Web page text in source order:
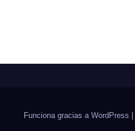
Funciona gracias a WordPress